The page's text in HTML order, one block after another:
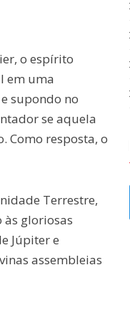
o espírito
em uma
supondo no
se aquela
Como resposta, o
Terrestre,
gloriosas
Júpiter e
assembleias